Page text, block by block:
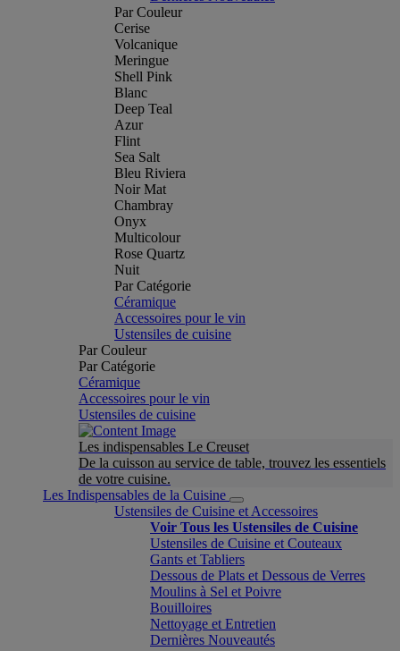
Par Couleur
Cerise
Volcanique
Meringue
Shell Pink
Blanc
Deep Teal
Azur
Flint
Sea Salt
Bleu Riviera
Noir Mat
Chambray
Onyx
Multicolour
Rose Quartz
Nuit
Par Catégorie
Céramique
Accessoires pour le vin
Ustensiles de cuisine
Par Couleur
Par Catégorie
Céramique
Accessoires pour le vin
Ustensiles de cuisine
Les indispensables Le Creuset
De la cuisson au service de table, trouvez les essentiels
de votre cuisine.
Les Indispensables de la Cuisine
Ustensiles de Cuisine et Accessoires
Voir Tous les Ustensiles de Cuisine
Ustensiles de Cuisine et Couteaux
Gants et Tabliers
Dessous de Plats et Dessous de Verres
Moulins à Sel et Poivre
Bouilloires
Nettoyage et Entretien
Dernières Nouveautés